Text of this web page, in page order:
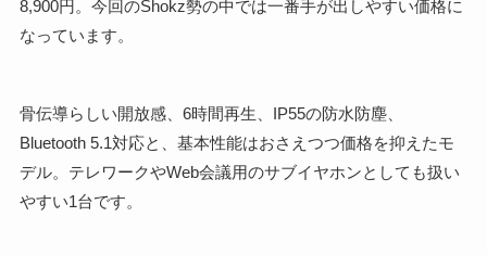
8,900円。今回のShokz勢の中では一番手が出しやすい価格に
なっています。
骨伝導らしい開放感、6時間再生、IP55の防水防塵、
Bluetooth 5.1対応と、基本性能はおさえつつ価格を抑えたモ
デル。テレワークやWeb会議用のサブイヤホンとしても扱い
やすい1台です。